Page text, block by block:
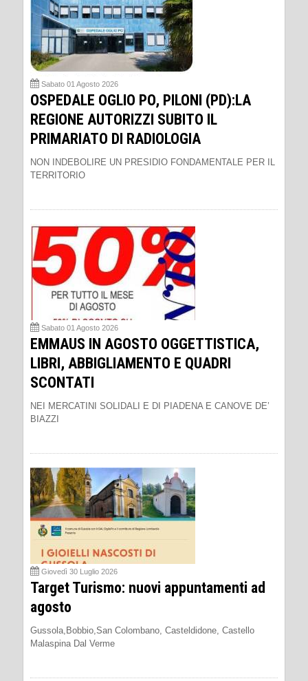
Sabato 01 Agosto 2026
OSPEDALE OGLIO PO, PILONI (PD):LA
REGIONE AUTORIZZI SUBITO IL
PRIMARIATO DI RADIOLOGIA
NON INDEBOLIRE UN PRESIDIO FONDAMENTALE PER IL
TERRITORIO
Sabato 01 Agosto 2026
EMMAUS IN AGOSTO OGGETTISTICA,
LIBRI, ABBIGLIAMENTO E QUADRI
SCONTATI
NEI MERCATINI SOLIDALI E DI PIADENA E CANOVE DE’
BIAZZI
Giovedì 30 Luglio 2026
Target Turismo: nuovi appuntamenti ad
agosto
Gussola,Bobbio,San Colombano, Casteldidone, Castello
Malaspina Dal Verme